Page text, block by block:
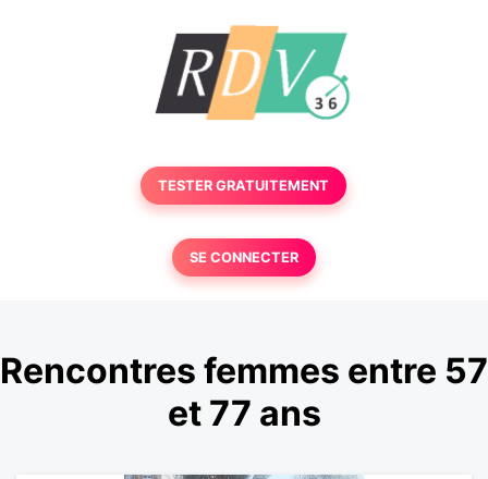
TESTER GRATUITEMENT
SE CONNECTER
Rencontres femmes entre 57
et 77 ans